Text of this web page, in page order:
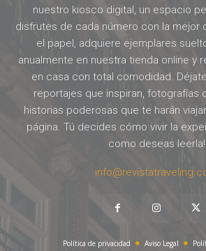
nuestro kiosco digital, un espacio
disfrutes de cada número con la mejor
el papel, adquiere ejemplares
anualmente en nuestra tienda online y
en casa con total comodidad.
reportajes que inspiran, fotografías
historias poderosas que te harán
página. Tú decides cómo vivir la
como deseas leerla!
Política de privacidad Aviso Legal